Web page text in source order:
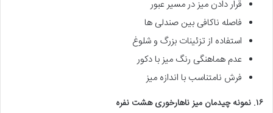
قرار دادن میز در مسیر عبور
فاصله ناکافی بین صندلی ها
استفاده از تزئینات بزرگ و شلوغ
عدم هماهنگی رنگ میز با دکور
فرش نامتناسب با اندازه میز
۱۶. نمونه چیدمان میز ناهارخوری هشت نفره